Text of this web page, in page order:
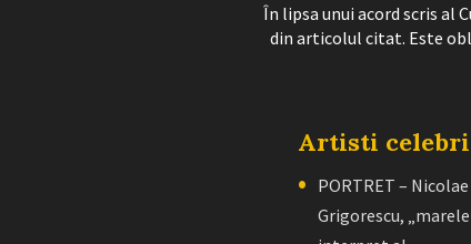
În lipsa unui acord scris al
din articolul citat. Este
Artisti celebri
PORTRET – Nicolae
Grigorescu, „marele